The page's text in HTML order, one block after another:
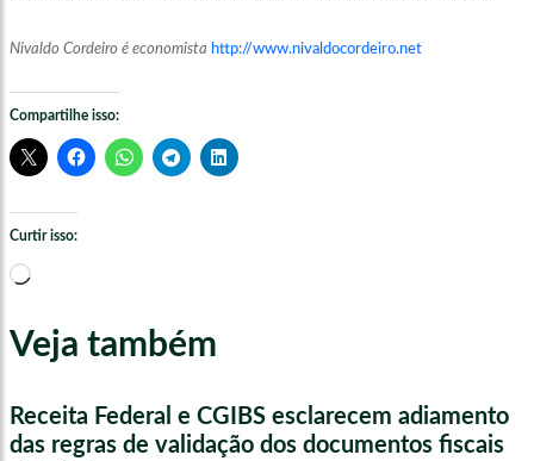
Nivaldo Cordeiro é economista http://www.nivaldocordeiro.net
Compartilhe isso:
Curtir isso:
Carregando...
Veja também
Receita Federal e CGIBS esclarecem adiamento
das regras de validação dos documentos fiscais